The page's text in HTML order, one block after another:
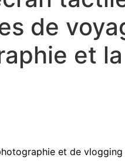
de
et
et de vlogging